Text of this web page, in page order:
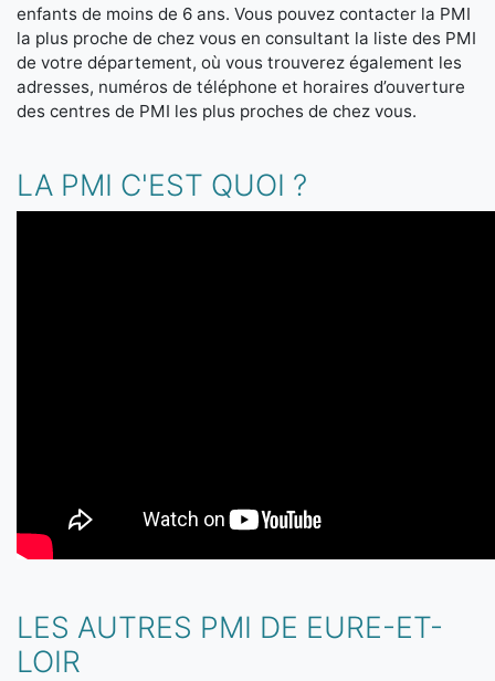
enfants de moins de 6 ans. Vous pouvez contacter la PMI
la plus proche de chez vous en consultant la liste des PMI
de votre département, où vous trouverez également les
adresses, numéros de téléphone et horaires d’ouverture
des centres de PMI les plus proches de chez vous.
LA PMI C'EST QUOI ?
LES AUTRES PMI DE EURE-ET-
LOIR